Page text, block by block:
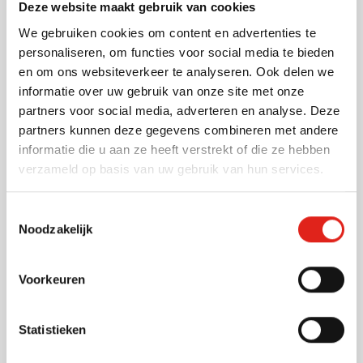
Deze website maakt gebruik van cookies
We gebruiken cookies om content en advertenties te
personaliseren, om functies voor social media te bieden
en om ons websiteverkeer te analyseren. Ook delen we
informatie over uw gebruik van onze site met onze
partners voor social media, adverteren en analyse. Deze
partners kunnen deze gegevens combineren met andere
informatie die u aan ze heeft verstrekt of die ze hebben
verzameld op basis van uw gebruik van hun services.
Noodzakelijk
Voorkeuren
Statistieken
touchscreen stylus maakt hem geschikt voor zowel
papierwerk als digitale dossiers, wat naadloos
aansluit bij moderne zorginstellingen waar papier en
scherm dagelijks samengaan.
Personaliseer pennen met uw logo
Bij Eurogifts kunt u deze gerecycleerde balpennen
voorzien van uw bedrijfslogo of reclameboodschap.
Met bijna 50 jaar ervaring in het bedrukken van
relatiegeschenken zorgen wij voor een kwalitatieve
afwerking die uw professionaliteit uitstraalt. Uw
bedrukte pennen worden snel geleverd tegen scherpe
prijzen.
Vraag een digitaal voorbeeld
balpen? Vraag dan een gratis digitale drukproef aan
bij Eurogifts. Neem contact met ons op voor meer
scherpe prijzen voor uw bedrukte relatiegeschenken.
Specificaties